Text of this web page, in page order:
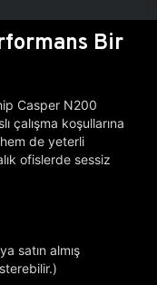
Bir
Casper N200
çalışma koşullarına
de yeterli
ofislerde sessiz
satın almış